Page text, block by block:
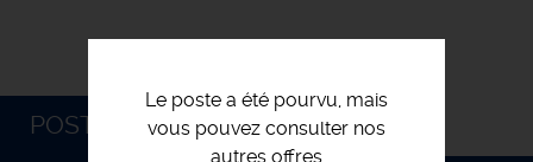
Le poste a été pourvu, mais
vous pouvez consulter nos
autres offres
POSTULEZ